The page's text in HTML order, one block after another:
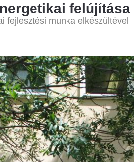
felújítása
fejlesztési munka elkészültével